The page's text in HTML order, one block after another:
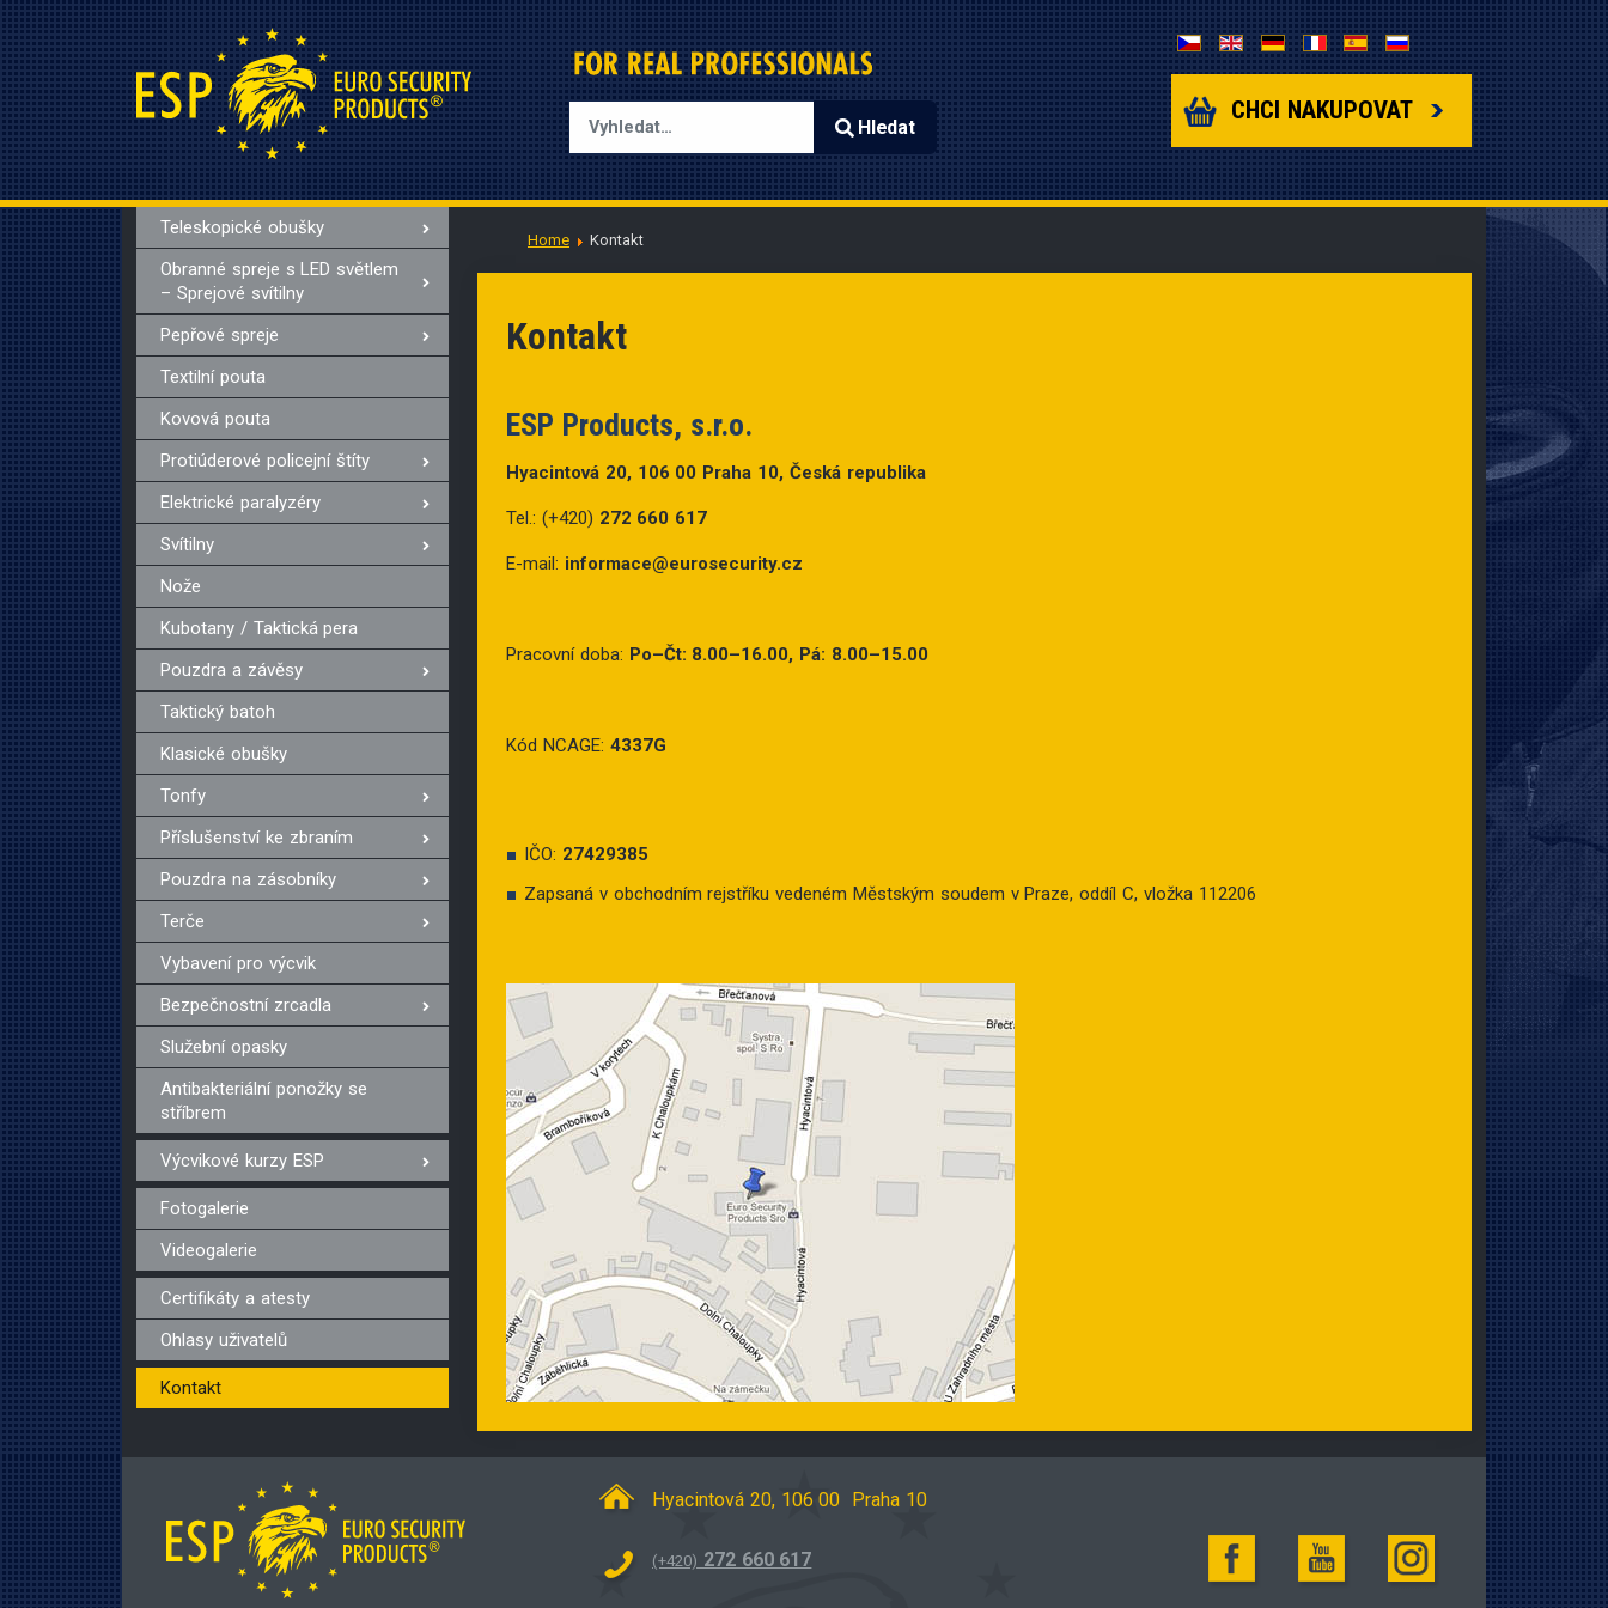
Type 2 or more characters for results.
Hledat
Zvolte jazyk
CHCI NAKUPOVAT
Teleskopické obušky
Obranné spreje s LED světlem
– Sprejové svítilny
Pepřové spreje
Textilní pouta
Kovová pouta
Protiúderové policejní štíty
Elektrické paralyzéry
Svítilny
Nože
Kubotany / Taktická pera
Pouzdra a závěsy
Taktický batoh
Klasické obušky
Tonfy
Příslušenství ke zbraním
Pouzdra na zásobníky
Terče
Vybavení pro výcvik
Bezpečnostní zrcadla
Služební opasky
Antibakteriální ponožky se
stříbrem
Výcvikové kurzy ESP
Fotogalerie
Videogalerie
Certifikáty a atesty
Ohlasy uživatelů
Kontakt
Home Kontakt
Kontakt
ESP Products, s.r.o.
Hyacintová 20, 106 00 Praha 10, Česká republika
Tel.: (+420) 272 660 617
E-mail: informace@eurosecurity.cz
Pracovní doba: Po–Čt: 8.00–16.00, Pá: 8.00–15.00
Kód NCAGE: 4337G
IČO: 27429385
Zapsaná v obchodním rejstříku vedeném Městským soudem v Praze, oddíl C, vložka 112206
Hyacintová 20, 106 00 Praha 10
(+420) 272 660 617